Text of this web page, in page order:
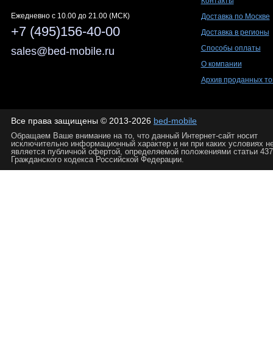
Ежедневно c 10.00 до 21.00 (МСК)
+7 (495)156-40-00
sales@bed-mobile.ru
Доставка по Москве
Доставка в регионы
Способы оплаты
О компании
Архив проданных
Все права защищены © 2013-2026 bed-mobile
Обращаем Ваше внимание на то, что данный Интернет-сайт носит
исключительно информационный характер и ни при каких условиях
является публичной офертой, определяемой положениями статьи 437
Гражданского кодекса Российской Федерации.